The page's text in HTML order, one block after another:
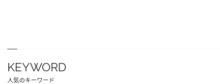
KEYWORD
人気のキーワード